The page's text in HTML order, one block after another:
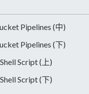
Pipelines (中)
Pipelines (下)
Script (上)
Script (下)